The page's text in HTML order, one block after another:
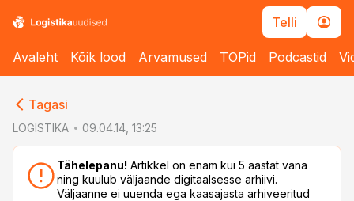
Telli
Avaleht Kõik lood Arvamused TOPid Podcastid
Tagasi
LOGISTIKA 09.04.14, 13:25
Tähelepanu! Artikkel on enam kui 5 aastat vana
ning kuulub väljaande digitaalsesse arhiivi.
Väljaanne ei uuenda ega kaasajasta arhiveeritud